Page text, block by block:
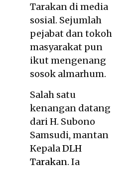
Tarakan di media
sosial. Sejumlah
pejabat dan tokoh
masyarakat pun
ikut mengenang
sosok almarhum.
Salah satu
kenangan datang
dari H. Subono
Samsudi, mantan
KepalaDLH
Tarakan. Ia